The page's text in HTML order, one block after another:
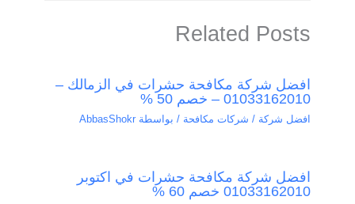
Related Posts
افضل شركة مكافحة حشرات في الزمالك –
01033162010 – خصم 50 %
افضل شركة / شركات مكافحة / بواسطة AbbasShokr
افضل شركة مكافحة حشرات في اكتوبر
01033162010 خصم 60 %